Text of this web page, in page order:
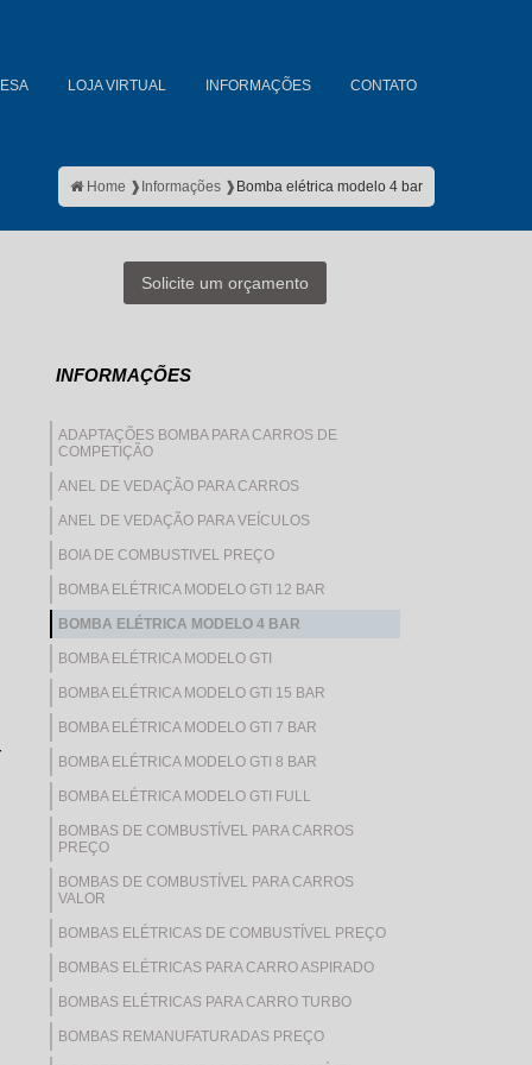
LOJA VIRTUAL INFORMAÇÕES CONTATO
Home ❱ Informações ❱ Bomba elétrica modelo 4 bar
Solicite um orçamento
INFORMAÇÕES
ADAPTAÇÕES BOMBA PARA CARROS DE
COMPETIÇÃO
ANEL DE VEDAÇÃO PARA CARROS
ANEL DE VEDAÇÃO PARA VEÍCULOS
BOIA DE COMBUSTIVEL PREÇO
BOMBA ELÉTRICA MODELO GTI 12 BAR
BOMBA ELÉTRICA MODELO 4 BAR
BOMBA ELÉTRICA MODELO GTI
BOMBA ELÉTRICA MODELO GTI 15 BAR
BOMBA ELÉTRICA MODELO GTI 7 BAR
BOMBA ELÉTRICA MODELO GTI 8 BAR
BOMBA ELÉTRICA MODELO GTI FULL
BOMBAS DE COMBUSTÍVEL PARA CARROS
PREÇO
BOMBAS DE COMBUSTÍVEL PARA CARROS
VALOR
BOMBAS ELÉTRICAS DE COMBUSTÍVEL PREÇO
BOMBAS ELÉTRICAS PARA CARRO ASPIRADO
BOMBAS ELÉTRICAS PARA CARRO TURBO
BOMBAS REMANUFATURADAS PREÇO